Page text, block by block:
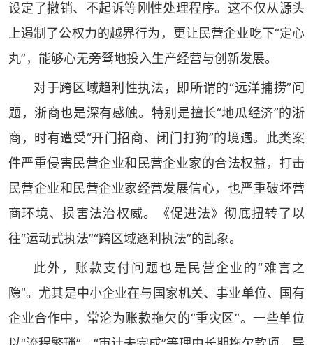
设定了撤销、不起诉等刚性处理程序。这不仅从源头
上遏制了公权力的越界行为，更让民营企业吃下“定心
丸”，能够心无旁骛地投入生产经营与创新发展。
对于跨区域趋利性执法，即所谓的“远洋捕捞”问
题，浙商也是深有感触。特别是擅长“地瓜经济”的浙
商，时有遭受“开门招商、闭门打狗”的境遇。此类案
件严重侵害民营企业和民营企业家的合法权益，打击
民营企业和民营企业家经营发展信心，也严重破坏营
商环境、损害法治权威。《促进法》彻底扭转了以
往“运动式执法”“跨区域逐利执法”的乱象。
此外，账款支付问题也是民营企业的“难言之
隐”。尤其是中小企业在与国家机关、事业单位、国有
企业合作中，常沦为账款拖欠的“重灾区”。一些单位